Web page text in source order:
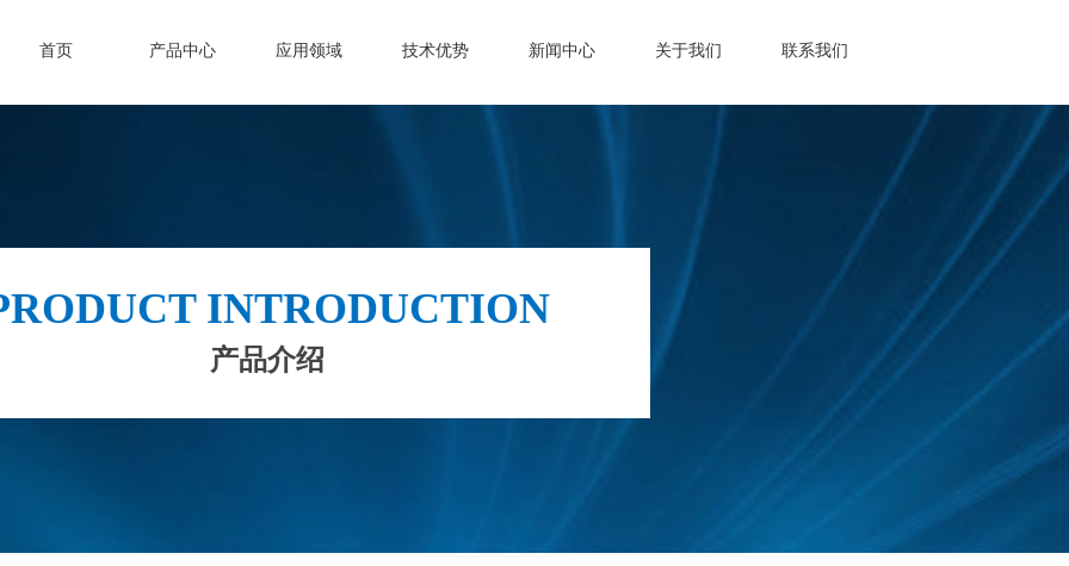
首页 产品中心 应用领域 技术优势 新闻中心 关于我们 联系我们
INTRODUCTION
产品介绍